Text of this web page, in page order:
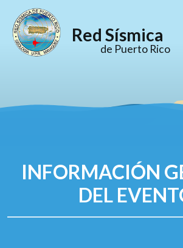
Red Sísmica
de Puerto Rico
INFORMACIÓN
DEL